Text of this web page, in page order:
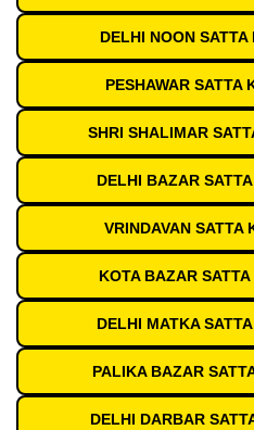
DELHI NOON
PESHAWAR SATTA
SHRI SHALIMAR
DELHI BAZAR
VRINDAVAN SATTA
KOTA BAZAR
DELHI MATKA
PALIKA BAZAR
DELHI DARBAR